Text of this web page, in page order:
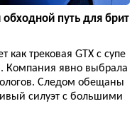
путь для брит
трековая GTX с супе
Компания явно выбрала
Следом обещаны
силуэт с большими